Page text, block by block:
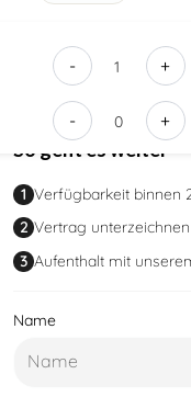
-
+
- +
Insgesamt:
So geht es weiter
1 Verfügbarkeit binnen
2 Vertrag
3 Aufenthalt mit
Name